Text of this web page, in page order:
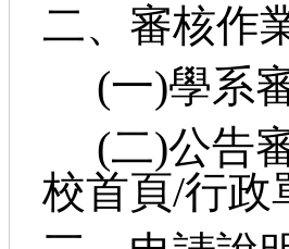
二、審核作
(一)學系審
(二)公告審
校首頁/行政